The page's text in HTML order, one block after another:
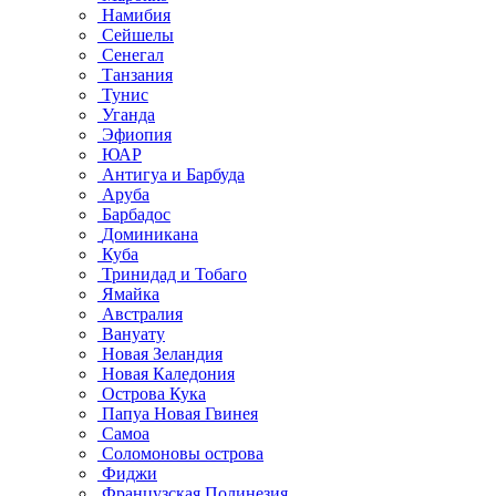
Намибия
Сейшелы
Сенегал
Танзания
Тунис
Уганда
Эфиопия
ЮАР
Антигуа и Барбуда
Аруба
Барбадос
Доминикана
Куба
Тринидад и Тобаго
Ямайка
Австралия
Вануату
Новая Зеландия
Новая Каледония
Острова Кука
Папуа Новая Гвинея
Самоа
Соломоновы острова
Фиджи